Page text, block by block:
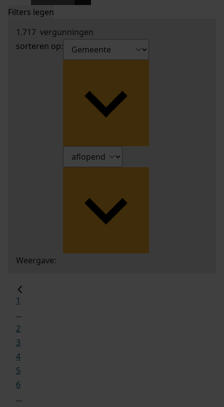
Filters legen
1.717 vergunningen
sorteren op:
Weergave:
1
...
2
3
4
5
6
...